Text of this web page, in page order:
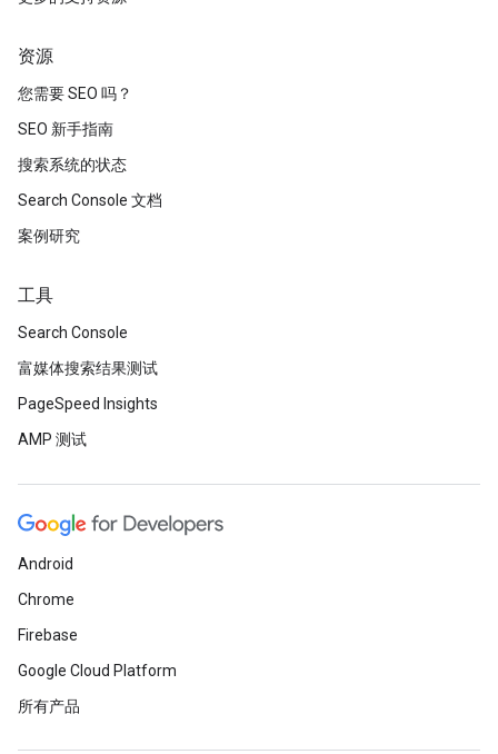
资源
您需要 SEO 吗？
SEO 新手指南
搜索系统的状态
Search Console 文档
案例研究
工具
Search Console
富媒体搜索结果测试
PageSpeed Insights
AMP 测试
Android
Chrome
Firebase
Google Cloud Platform
所有产品